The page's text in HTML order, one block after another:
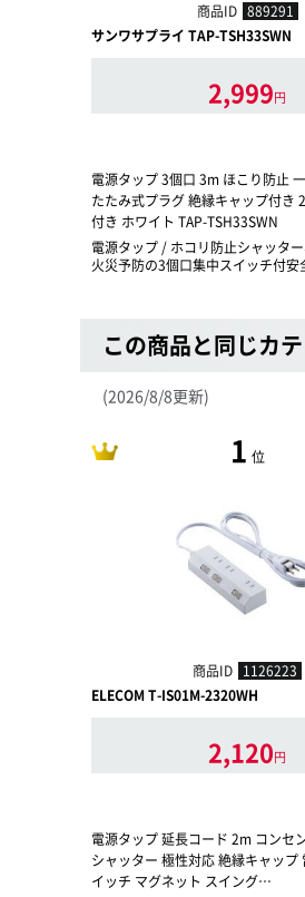
商品ID 889291
サンワサプライ TAP-TSH33SWN
2,999円
電源タップ 3個口 3m ほこり防止
たたみ式プラグ 絶縁キャップ付き
付き ホワイト TAP-TSH33SWN
電源タップ / ホコリ防止シャッタ
火災予防の3個口集中スイッチ付安
この商品と同じカ
(2026/8/8更新)
1 位
商品ID 1126223
ELECOM T-IS01M-2320WH
2,120円
電源タップ 延長コード 2m コンセ
シャッター 極性対応 絶縁キャップ
イッチ マグネット スイング…